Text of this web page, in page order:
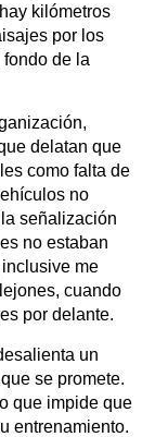
kilómetros
por los
de la
delatan que
como falta de
no
señalización
no estaban
me
cuando
por delante.
un
se promete.
que impide que
entrenamiento.